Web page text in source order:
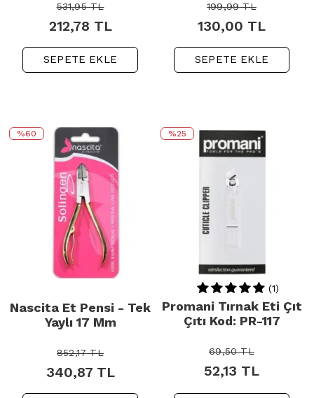
531,95TL
212,78 TL
SEPETE EKLE
199,99TL
130,00 TL
SEPETE EKLE
%60
Nascita Et Pensi - Tek
Yaylı 17 Mm
852,17TL
340,87TL
%25
(1)
Promani Tırnak Eti Çıt
Çıtı Kod: PR-117
69,50TL
52,13 TL